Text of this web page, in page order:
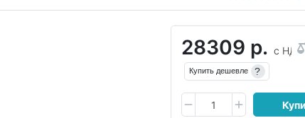
28309 р. с НДС
Купить дешевле ?